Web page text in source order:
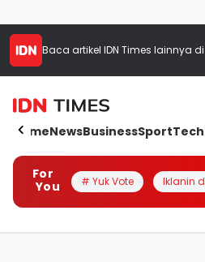
Baca artikel IDN Times lainnya di
HomeNewsBusinessSportTech
For
You
# Yuk Vote Iklanin